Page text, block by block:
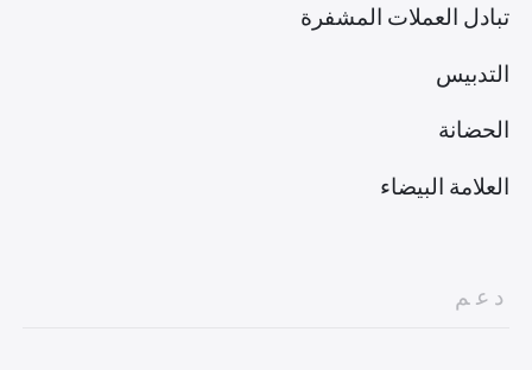
تبادل العملات المشفرة
التدبيس
الحضانة
العلامة البيضاء
دعم